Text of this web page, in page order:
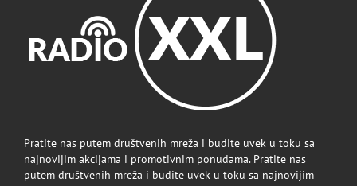
Pratite nas putem društvenih mreža i budite uvek u toku sa
najnovijim akcijama i promotivnim ponudama. Pratite nas
putem društvenih mreža i budite uvek u toku sa najnovijim